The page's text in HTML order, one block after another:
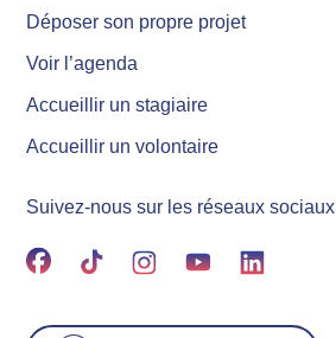
Déposer son propre projet
Voir l’agenda
Accueillir un stagiaire
Accueillir un volontaire
Suivez-nous sur les réseaux sociaux